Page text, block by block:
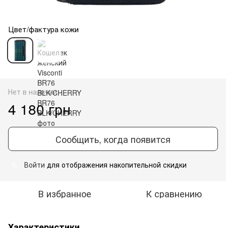
Цвет/фактура кожи
Нет в наличии
4 180 грн
Сообщить, когда появится
Войти для отображения накопительной скидки
В избранное К сравнению